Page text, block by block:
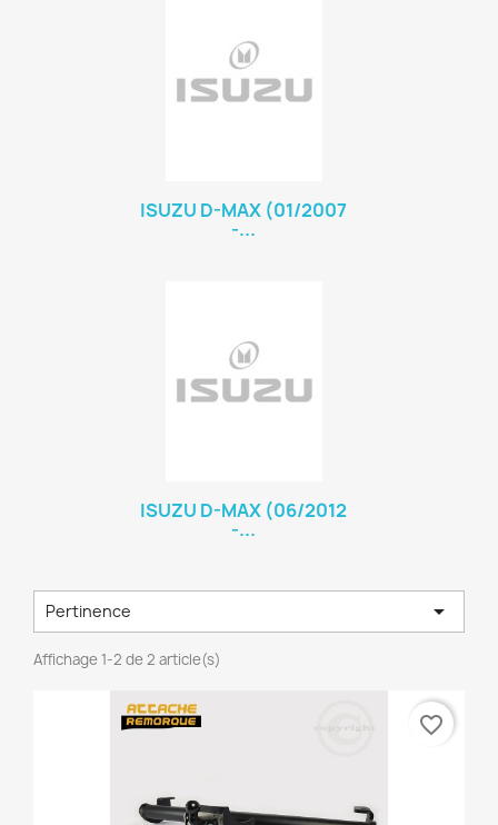
ISUZU D-MAX (01/2007
-...
ISUZU D-MAX (06/2012
-...
Pertinence 
Affichage 1-2 de 2 article(s)
favorite_border